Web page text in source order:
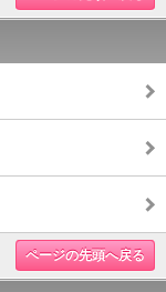
ページの先頭へ戻る